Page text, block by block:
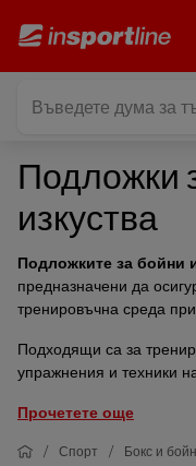
Подложки
изкуства
Подложките за бойни
предназначени да
тренировъчна среда
Подходящи са за
упражнения и техники
Прочетете още
Спорт Бокс и